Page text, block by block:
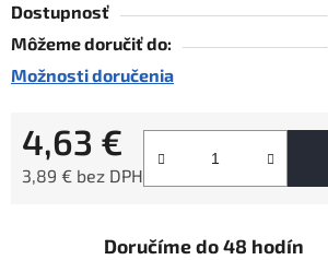
Dostupnosť
Môžeme doručiť do:
Možnosti doručenia
4,63 €
3,89 € bez DPH
Doručíme do 48 hodín